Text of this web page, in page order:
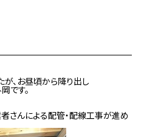
、お昼頃から降り出し
です。
さんによる配管・配線工事が進め